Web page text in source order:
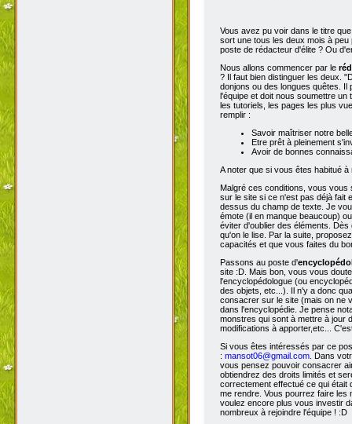
Vous avez pu voir dans le titre
sort une tous les deux mois à
poste de rédacteur d'élite ? Ou
Nous allons commencer par le
? Il faut bien distinguer les deux.
donjons ou des longues quêtes. Il
l'équipe et doit nous soumettre un
les tutoriels, les pages les plus
remplir :
Savoir maîtriser notre
Etre prêt à pleinement
Avoir de bonnes
A noter que si vous êtes habitué
Malgré ces conditions, vous
sur le site si ce n'est pas déjà fait
dessus du champ de texte. Je
émote (il en manque beaucoup)
éviter d'oublier des éléments.
qu'on le lise. Par la suite,
capacités et que vous faites du
Passons au poste d'
site :D. Mais bon, vous vous
l'encyclopédologue (ou
des objets, etc...). Il n'y a donc
consacrer sur le site (mais on ne
dans l'encyclopédie. Je pense
monstres qui sont à mettre à jour
modifications à apporter,etc...
Si vous êtes intéressés par ce
: mansot06@gmail.com . Dans
vous pensez pouvoir consacrer
obtiendrez des droits limités et
correctement effectué ce qui
me rendre. Vous pourrez faire les
voulez encore plus vous investir
nombreux à rejoindre l'équipe ! :D